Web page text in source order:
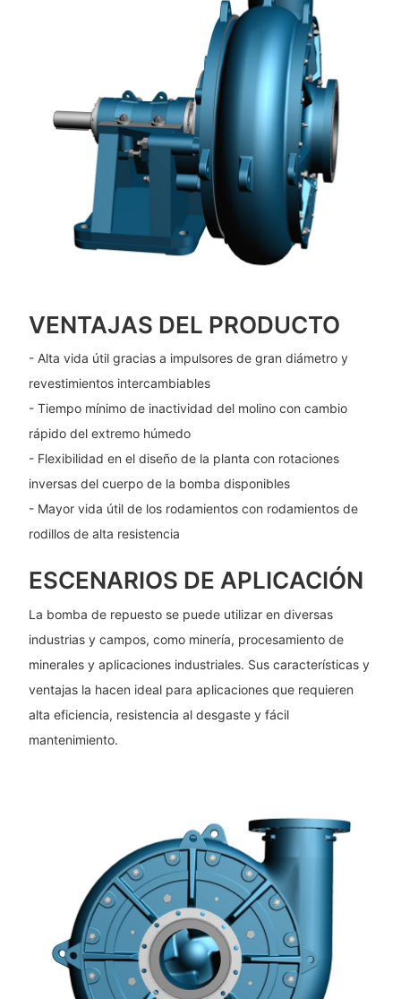
VENTAJAS DEL PRODUCTO
- Alta vida útil gracias a impulsores de gran diámetro y
revestimientos intercambiables
- Tiempo mínimo de inactividad del molino con cambio
rápido del extremo húmedo
- Flexibilidad en el diseño de la planta con rotaciones
inversas del cuerpo de la bomba disponibles
- Mayor vida útil de los rodamientos con rodamientos de
rodillos de alta resistencia
ESCENARIOS DE APLICACIÓN
La bomba de repuesto se puede utilizar en diversas
industrias y campos, como minería, procesamiento de
minerales y aplicaciones industriales. Sus características y
ventajas la hacen ideal para aplicaciones que requieren
alta eficiencia, resistencia al desgaste y fácil
mantenimiento.